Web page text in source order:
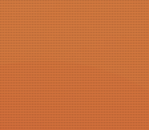
0円・受給後報酬型
料金について
の豊富な知識と経験
例をみる